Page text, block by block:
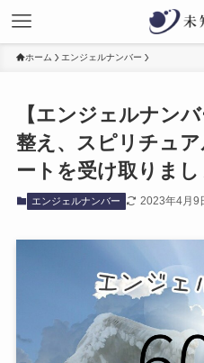
ホーム エンジェルナンバー
【エンジェルナン
整え、スピリチュ
ートを受け取りまし
エンジェルナンバー 2023年4月9